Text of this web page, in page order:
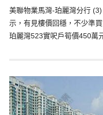
美聯物業馬灣-珀麗灣分行
示，有見樓價回穩，不少準
珀麗灣523實呎戶筍價450萬